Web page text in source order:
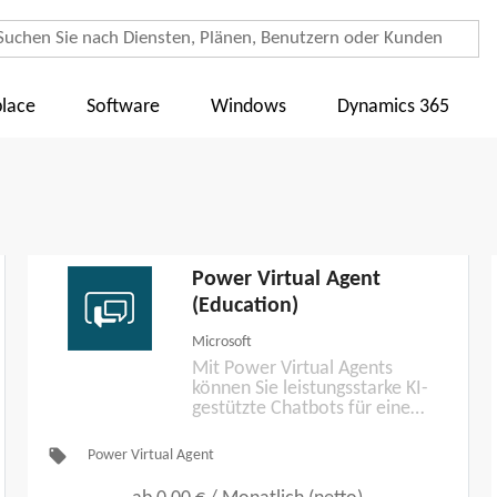
Software Windows Dynamics 365
Power Virtual Agent
(Education)
Microsoft
Mit Power Virtual Agents
können Sie leistungsstarke KI-
gestützte Chatbots für eine
von der Bereitstellung
gestellte Fragen bis hin zur
local_offer Power Virtual Agent